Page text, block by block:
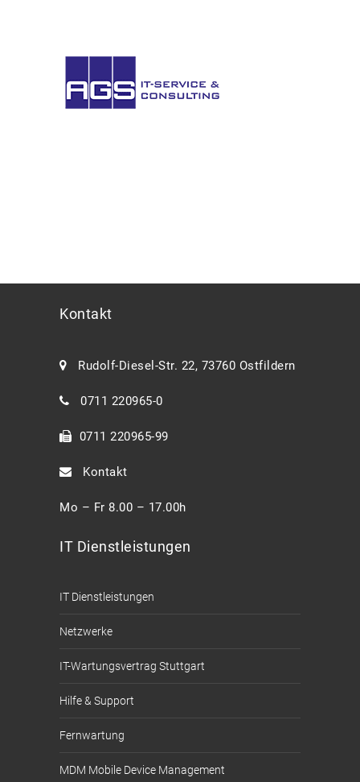
Kontakt
Rudolf-Diesel-Str. 22, 73760 Ostfildern
0711 220965-0
0711 220965-99
Kontakt
Mo – Fr 8.00 – 17.00h
IT Dienstleistungen
IT Dienstleistungen
Netzwerke
IT-Wartungsvertrag Stuttgart
Hilfe & Support
Fernwartung
MDM Mobile Device Management